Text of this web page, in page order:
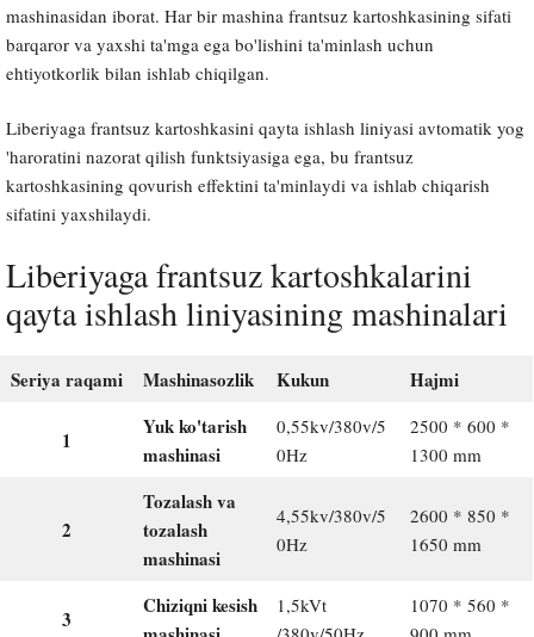
mashinasidan iborat. Har bir mashina frantsuz kartoshkasining sifati
barqaror va yaxshi ta'mga ega bo'lishini ta'minlash uchun
ehtiyotkorlik bilan ishlab chiqilgan.
Liberiyaga frantsuz kartoshkasini qayta ishlash liniyasi avtomatik yog
'haroratini nazorat qilish funktsiyasiga ega, bu frantsuz
kartoshkasining qovurish effektini ta'minlaydi va ishlab chiqarish
sifatini yaxshilaydi.
Liberiyaga frantsuz kartoshkalarini
qayta ishlash liniyasining mashinalari
Seriya raqami Mashinasozlik Kukun Hajmi
1
Yuk ko'tarish
mashinasi
0,55kv/380v/5
0Hz
2500 * 600 *
1300 mm
2
Tozalash va
tozalash
mashinasi
4,55kv/380v/5
0Hz
2600 * 850 *
1650 mm
3
Chiziqni kesish
1,5kVt
1070 * 560 *